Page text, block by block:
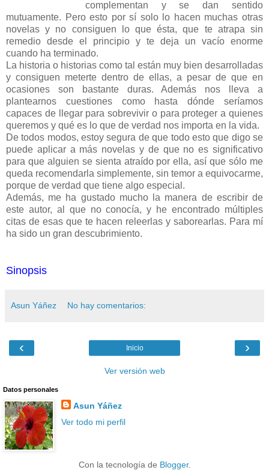
complementan y se dan sentido
mutuamente. Pero esto por sí solo lo hacen muchas otras
novelas y no consiguen lo que ésta, que te atrapa sin
remedio desde el principio y te deja un vacío enorme
cuando ha terminado.
La historia o historias como tal están muy bien desarrolladas
y consiguen meterte dentro de ellas, a pesar de que en
ocasiones son bastante duras. Además nos lleva a
plantearnos cuestiones como hasta dónde seríamos
capaces de llegar para sobrevivir o para proteger a quienes
queremos y qué es lo que de verdad nos importa en la vida.
De todos modos, estoy segura de que todo esto que digo se
puede aplicar a más novelas y de que no es significativo
para que alguien se sienta atraído por ella, así que sólo me
queda recomendarla simplemente, sin temor a equivocarme,
porque de verdad que tiene algo especial.
Además, me ha gustado mucho la manera de escribir de
este autor, al que no conocía, y he encontrado múltiples
citas de esas que te hacen releerlas y saborearlas. Para mí
ha sido un gran descubrimiento.
Sinopsis
Asun Yáñez No hay comentarios:
‹ ›
Inicio
Ver versión web
Datos personales
Asun Yáñez
Ver todo mi perfil
Con la tecnología de Blogger.